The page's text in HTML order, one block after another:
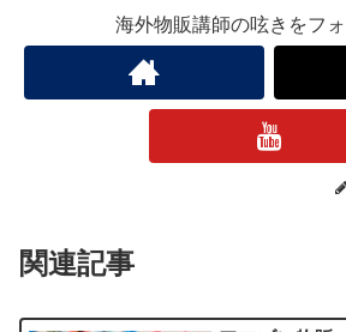
海外物販講師の呟きをフ
関連記事